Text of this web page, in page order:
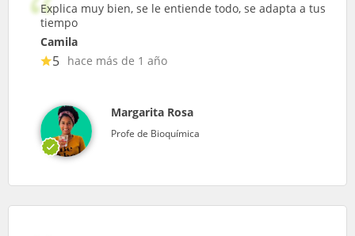
Explica muy bien, se le entiende todo, se adapta a tus
tiempo
Camila
5 hace más de 1 año
Margarita Rosa
Profe de Bioquímica